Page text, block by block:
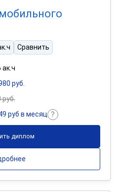
Сравнить
ак.ч
руб.
руб.
руб в месяц
диплом